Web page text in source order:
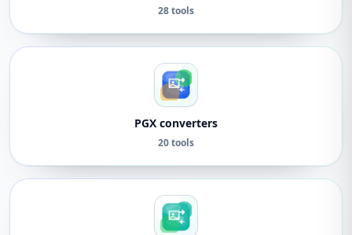
28 tools
PGX converters
20 tools